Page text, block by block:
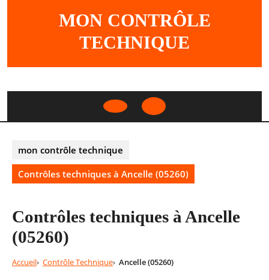
MON CONTRÔLE
TECHNIQUE
Open
mon contrôle technique
Contrôles techniques à Ancelle (05260)
Contrôles techniques à Ancelle
(05260)
Accueil Contrôle Technique Ancelle (05260)